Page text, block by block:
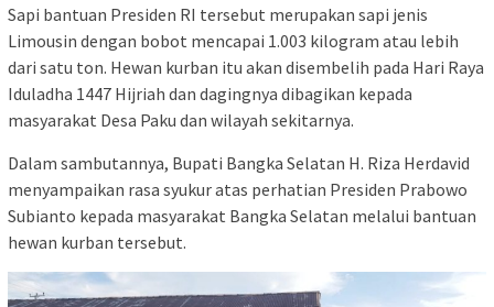
Sapi bantuan Presiden RI tersebut merupakan sapi jenis
Limousin dengan bobot mencapai 1.003 kilogram atau lebih
dari satu ton. Hewan kurban itu akan disembelih pada Hari Raya
Iduladha 1447 Hijriah dan dagingnya dibagikan kepada
masyarakat Desa Paku dan wilayah sekitarnya.
Dalam sambutannya, Bupati Bangka Selatan H. Riza Herdavid
menyampaikan rasa syukur atas perhatian Presiden Prabowo
Subianto kepada masyarakat Bangka Selatan melalui bantuan
hewan kurban tersebut.